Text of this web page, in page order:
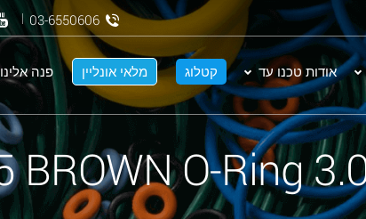
אודות טכנו עד קטלוג מלאי אונליין פנה אלינו
03-6550606